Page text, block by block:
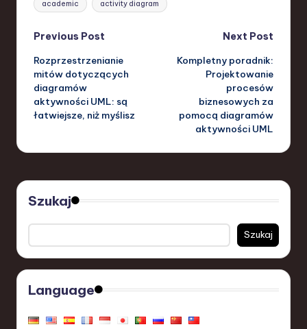
academic activity diagram
Post
navigation
Previous Post
Rozprzestrzenianie
mitów dotyczących
diagramów
aktywności UML: są
łatwiejsze, niż myślisz
Next Post
Kompletny poradnik:
Projektowanie
procesów
biznesowych za
pomocą diagramów
aktywności UML
Szukaj
Szukaj
Language